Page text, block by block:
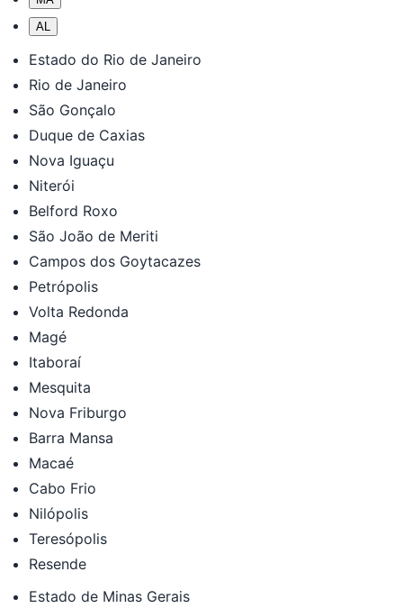
AL
Estado do Rio de Janeiro
Rio de Janeiro
São Gonçalo
Duque de Caxias
Nova Iguaçu
Niterói
Belford Roxo
São João de Meriti
Campos dos Goytacazes
Petrópolis
Volta Redonda
Magé
Itaboraí
Mesquita
Nova Friburgo
Barra Mansa
Macaé
Cabo Frio
Nilópolis
Teresópolis
Resende
Estado de Minas Gerais